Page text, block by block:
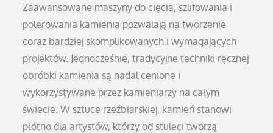
Zaawansowane maszyny do cięcia, szlifowania i
polerowania kamienia pozwalają na tworzenie
coraz bardziej skomplikowanych i wymagających
projektów. Jednocześnie, tradycyjne techniki ręcznej
obróbki kamienia są nadal cenione i
wykorzystywane przez kamieniarzy na całym
świecie. W sztuce rzeźbiarskiej, kamień stanowi
płótno dla artystów, którzy od stuleci tworzą